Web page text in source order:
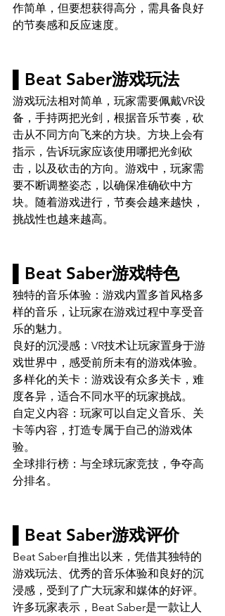
作简单，但要想获得高分，需具备良好
的节奏感和反应速度。
▌Beat Saber游戏玩法
游戏玩法相对简单，玩家需要佩戴VR设
备，手持两把光剑，根据音乐节奏，砍
击从不同方向飞来的方块。方块上会有
指示，告诉玩家应该使用哪把光剑砍
击，以及砍击的方向。游戏中，玩家需
要不断调整姿态，以确保准确砍中方
块。随着游戏进行，节奏会越来越快，
挑战性也越来越高。
▌Beat Saber游戏特色
独特的音乐体验：游戏内置多首风格多
样的音乐，让玩家在游戏过程中享受音
乐的魅力。
良好的沉浸感：VR技术让玩家置身于游
戏世界中，感受前所未有的游戏体验。
多样化的关卡：游戏设有众多关卡，难
度各异，适合不同水平的玩家挑战。
自定义内容：玩家可以自定义音乐、关
卡等内容，打造专属于自己的游戏体
验。
全球排行榜：与全球玩家竞技，争夺高
分排名。
▌Beat Saber游戏评价
Beat Saber自推出以来，凭借其独特的
游戏玩法、优秀的音乐体验和良好的沉
浸感，受到了广大玩家和媒体的好评。
许多玩家表示，Beat Saber是一款让人